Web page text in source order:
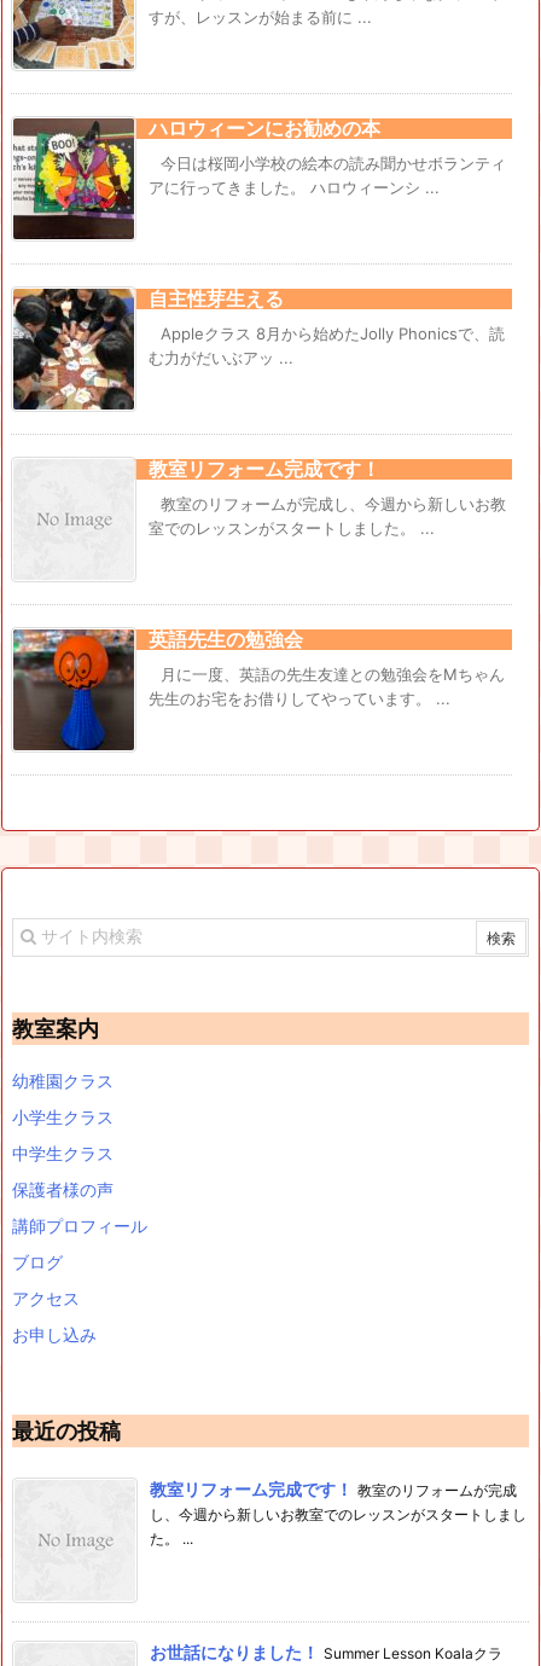
すが、レッスンが始まる前に ...
ハロウィーンにお勧めの本
今日は桜岡小学校の絵本の読み聞かせボランティ
アに行ってきました。 ハロウィーンシ ...
自主性芽生える
Appleクラス 8月から始めたJolly Phonicsで、読
む力がだいぶアッ ...
教室リフォーム完成です！
教室のリフォームが完成し、今週から新しいお教
室でのレッスンがスタートしました。 ...
英語先生の勉強会
月に一度、英語の先生友達との勉強会をMちゃん
先生のお宅をお借りしてやっています。 ...
教室案内
幼稚園クラス
小学生クラス
中学生クラス
保護者様の声
講師プロフィール
ブログ
アクセス
お申し込み
最近の投稿
教室リフォーム完成です！ 教室のリフォームが完成
し、今週から新しいお教室でのレッスンがスタートしまし
た。 ...
お世話になりました！ Summer Lesson Koalaクラ